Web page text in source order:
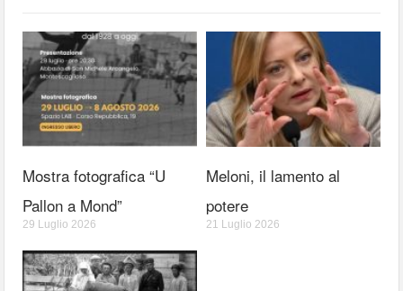
Mostra fotografica “U
Pallon a Mond”
29 Luglio 2026
Meloni, il lamento al
potere
21 Luglio 2026